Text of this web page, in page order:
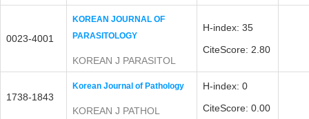
0023-4001
KOREAN JOURNAL OF
PARASITOLOGY
KOREAN J PARASITOL
H-index: 35
CiteScore: 2.80
1738-1843
Korean Journal of Pathology
KOREAN J PATHOL
H-index: 0
CiteScore: 0.00